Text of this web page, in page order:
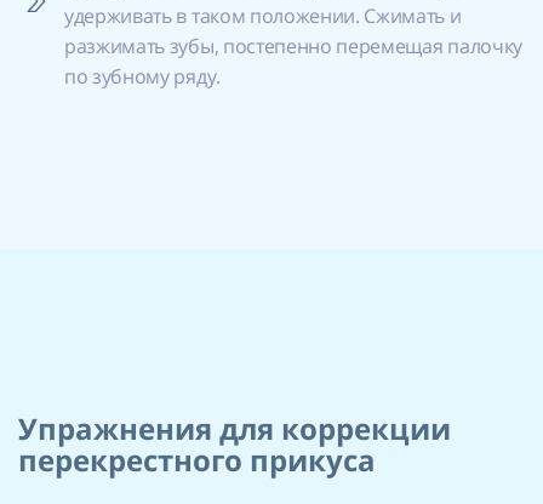
удерживать в таком положении. Сжимать и
разжимать зубы, постепенно перемещая палочку
по зубному ряду.
Упражнения для коррекции
перекрестного прикуса